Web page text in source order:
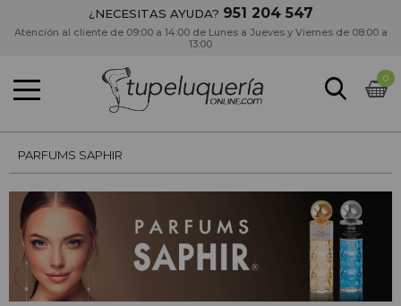
¿NECESITAS AYUDA? 951 204 547
Atención al cliente de 09:00 a 14:00 de Lunes a Jueves y Viernes de 08:00 a
13:00
0
PARFUMS SAPHIR